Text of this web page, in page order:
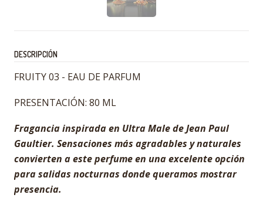
DESCRIPCIÓN
FRUITY 03 - EAU DE PARFUM
PRESENTACIÓN: 80 ML
Fragancia inspirada en Ultra Male de Jean Paul
Gaultier. Sensaciones más agradables y naturales
convierten a este perfume en una excelente opción
para salidas nocturnas donde queramos mostrar
presencia.